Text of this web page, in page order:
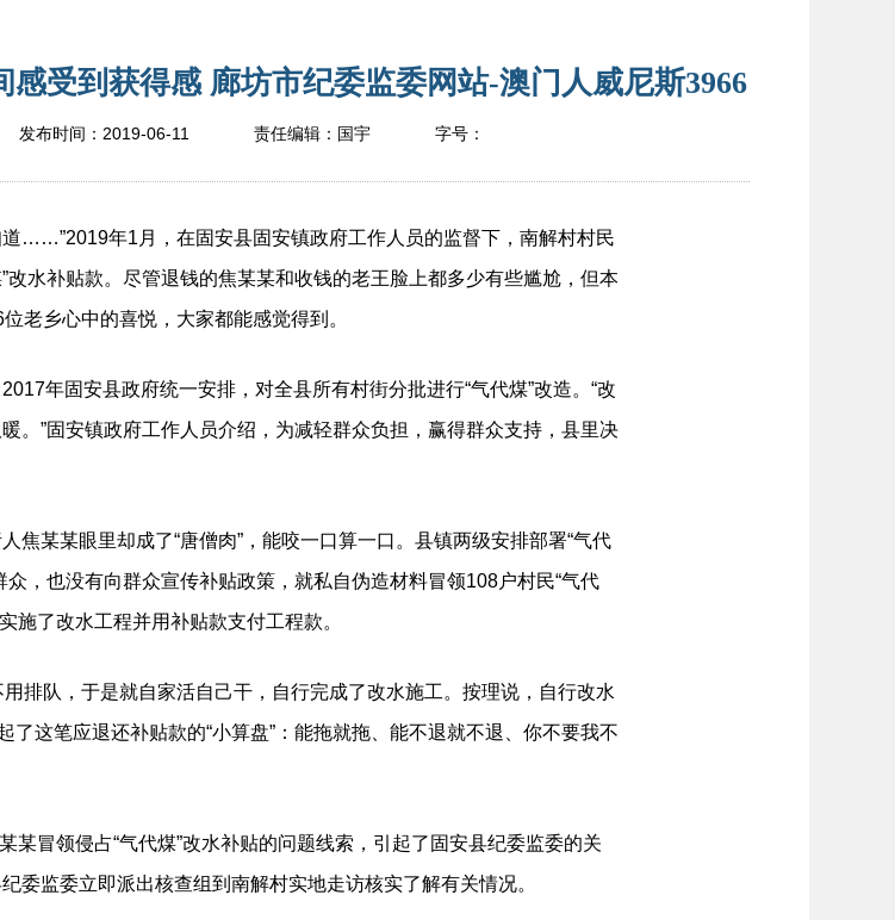
受到获得感 廊坊市纪委监委网站-澳门人威尼斯3966
发布时间： 2019-06-11 责任编辑： 国宇 字号：
年1月，在固安县固安镇政府工作人员的监督下，南解村村民
水补贴款。尽管退钱的焦某某和收钱的老王脸上都多少有些尴尬，但本
老乡心中的喜悦，大家都能感觉得到。
年固安县政府统一安排，对全县所有村街分批进行“气代煤”改造。“改
。”固安镇政府工作人员介绍，为减轻群众负担，赢得群众支持，县里决
某某眼里却成了“唐僧肉”，能咬一口算一口。县镇两级安排部署“气代
，也没有向群众宣传补贴政策，就私自伪造材料冒领108户村民“气代
施了改水工程并用补贴款支付工程款。
队，于是就自家活自己干，自行完成了改水施工。按理说，自行改水
这笔应退还补贴款的“小算盘”：能拖就拖、能不退就不退、你不要我不
冒领侵占“气代煤”改水补贴的问题线索，引起了固安县纪委监委的关
委监委立即派出核查组到南解村实地走访核实了解有关情况。